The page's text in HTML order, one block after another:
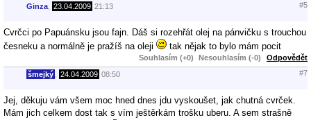
Ginza 23.04.2009 21:13 #5
Cvrčci po Papuánsku jsou fajn. Dáš si rozehřát olej na pánvičku s trouchou
česneku a normálně je pražíš na oleji
tak nějak to bylo mám pocit
Souhlasím (+0) Nesouhlasím (-0) Odpovědět
šmejký 24.04.2009 08:50 #7
Jej, děkuju vám všem moc hned dnes jdu vyskoušet, jak chutná cvrček.
Mám jich celkem dost tak s vím ještěrkám trošku uberu. A sem strašně